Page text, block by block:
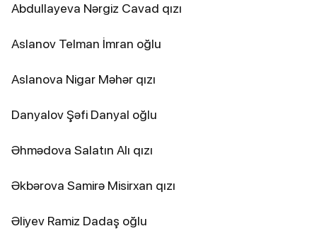
Abdullayeva Nərgiz Cavad qızı
Aslanov Telman İmran oğlu
Aslanova Nigar Məhər qızı
Danyalov Şəfi Danyal oğlu
Əhmədova Salatın Alı qızı
Əkbərova Samirə Misirxan qızı
Əliyev Ramiz Dadaş oğlu